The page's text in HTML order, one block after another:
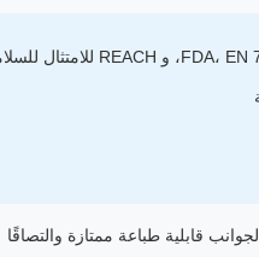
قابلية طباعة ممتازة والتصاقًا